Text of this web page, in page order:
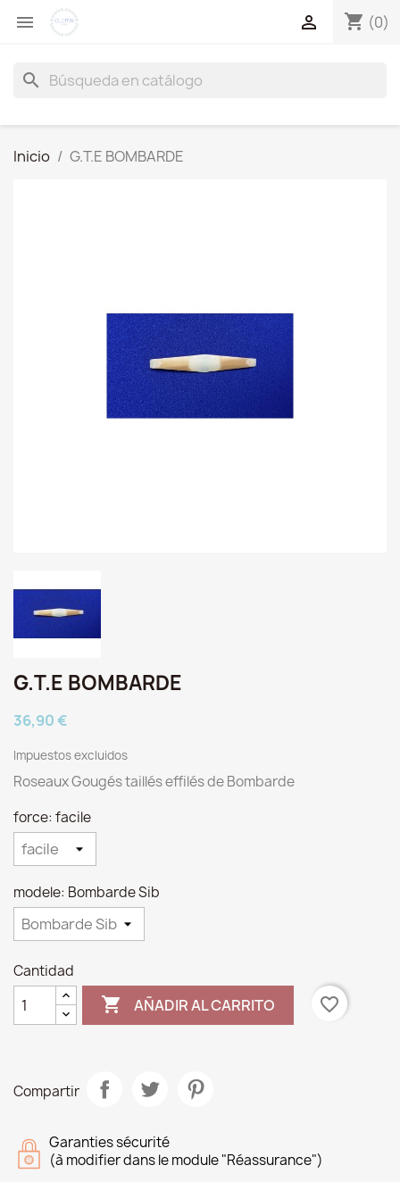
 shopping_cart (0)

search
Inicio G.T.E BOMBARDE
G.T.E BOMBARDE
36,90 €
Impuestos excluidos
Roseaux Gougés taillés effilés de Bombarde
force: facile
modele: Bombarde Sib
Cantidad
 AÑADIR AL CARRITO favorite_border
Compartir
Garanties sécurité
(à modifier dans le module "Réassurance")